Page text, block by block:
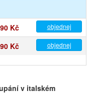
Kč objednej
Kč objednej
v italském